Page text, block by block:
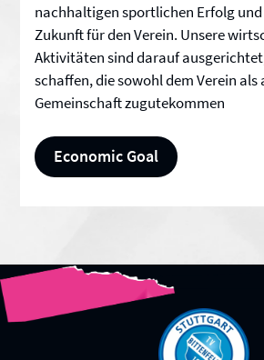
nachhaltigen sportlichen Erfolg
Zukunft für den Verein. Unsere
Aktivitäten sind darauf
schaffen, die sowohl dem Verein als
Gemeinschaft zugutekommen
Economic Goal